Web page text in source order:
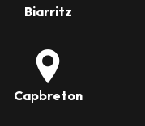
Biarritz
Capbreton